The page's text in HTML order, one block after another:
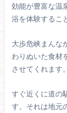
効能が豊富な温
浴を体験するこ
大歩危峡まんな
わりぬいた食材
させてくれます。
すぐ近くに道の
す。それは地元